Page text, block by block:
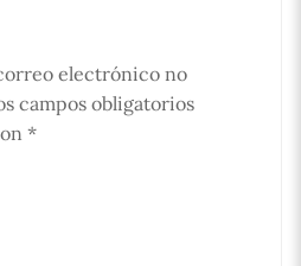
electrónico no
campos obligatorios
*